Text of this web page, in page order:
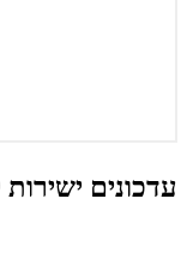
עדכונים ישירות